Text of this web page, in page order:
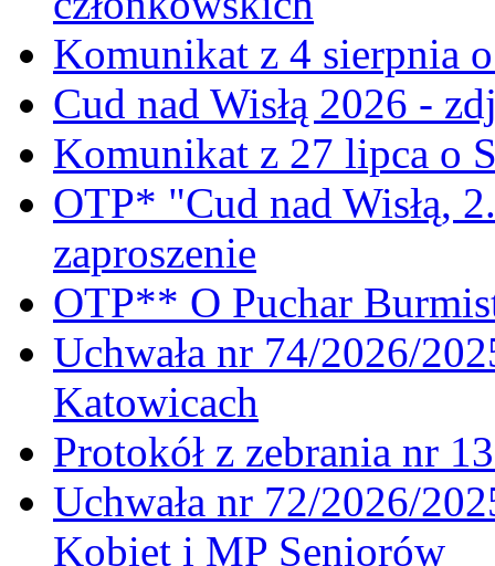
Komunikat z 4 sierpnia
Cud nad Wisłą 2026 -
Komunikat z 27 lipca o
OTP* "Cud nad Wisłą,
zaproszenie
OTP** O Puchar
Uchwała nr 74/2026/
Katowicach
Protokół z zebrania nr
Uchwała nr 72/2026/
Kobiet i MP Seniorów